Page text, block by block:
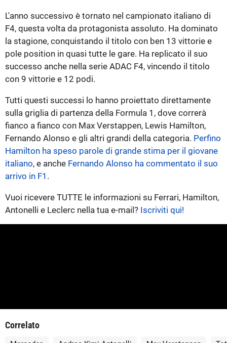
L'anno successivo è tornato nel campionato italiano di
F4, questa volta da protagonista assoluto. Ha dominato
la stagione, conquistando il titolo con ben 13 vittorie e
pole position in quasi tutte le gare. Ha replicato il suo
successo anche nella serie ADAC F4, vincendo il titolo
con 9 vittorie e 12 podi.
Tutti questi successi lo hanno proiettato direttamente
sulla griglia di partenza della Formula 1, dove correrà
fianco a fianco con Max Verstappen, Lewis Hamilton,
Fernando Alonso e gli altri grandi della categoria. Perfino
Hamilton ha speso parole di grande stima per il giovane
italiano, e anche Fernando Alonso ha commentato il suo
arrivo in F1 .
Vuoi ricevere TUTTE le informazioni su Ferrari, Hamilton,
Antonelli e Leclerc nella tua e-mail? Iscriviti qui!
Correlato